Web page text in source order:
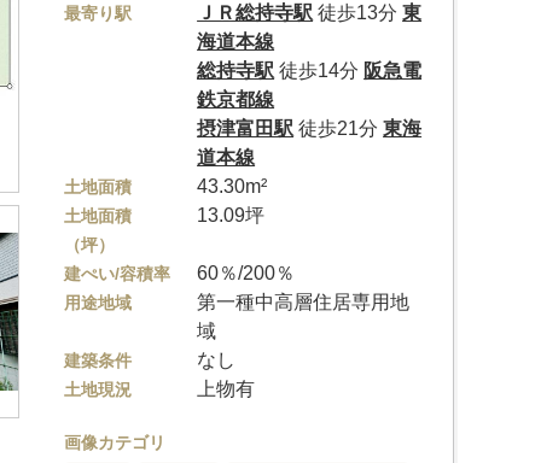
最寄り駅 ＪＲ総持寺駅 徒歩13分東
海道本線
総持寺駅 徒歩14分 阪急電
鉄京都線
摂津富田駅 徒歩21分東海
道本線
土地面積 43.30m²
土地面積
（坪）
13.09坪
建ぺい/容積率 60％/200％
用途地域
第一種中高層住居専用地
域
建築条件 なし
土地現況 上物有
画像カテゴリ